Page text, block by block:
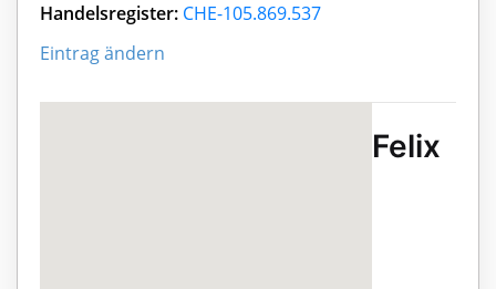
Handelsregister: CHE-105.869.537
Eintrag ändern
Felix